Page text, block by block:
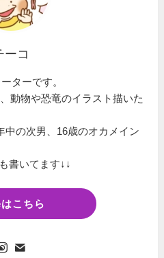
ーコ
ターです。
動物や恐竜のイラスト描いた
中の次男、16歳のオカメイン
書いてます↓↓
こちら